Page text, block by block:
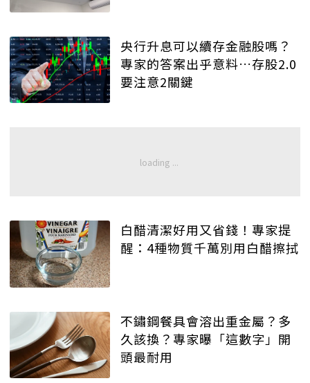
央行升息可以續存金融股嗎？
專家的答案出乎意料…存股2.0
要注意2關鍵
白醋清潔好用又省錢！專家提
醒：4種物質千萬別用白醋擦拭
不鏽鋼餐具會溶出重金屬？多
久該換？專家曝「這數字」開
頭最耐用